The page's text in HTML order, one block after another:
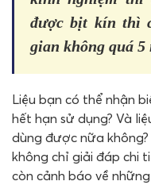
được bịt kín thì
gian không quá 5
Liệu bạn có thể nhận
hết hạn sử dụng? Và
dùng được nữa không?
không chỉ giải đáp chi
còn cảnh báo về